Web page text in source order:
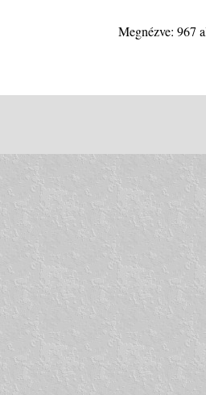
Megnézve: 967